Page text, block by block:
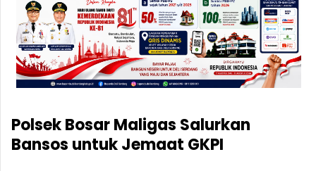
Polsek Bosar Maligas Salurkan
Bansos untuk Jemaat GKPI